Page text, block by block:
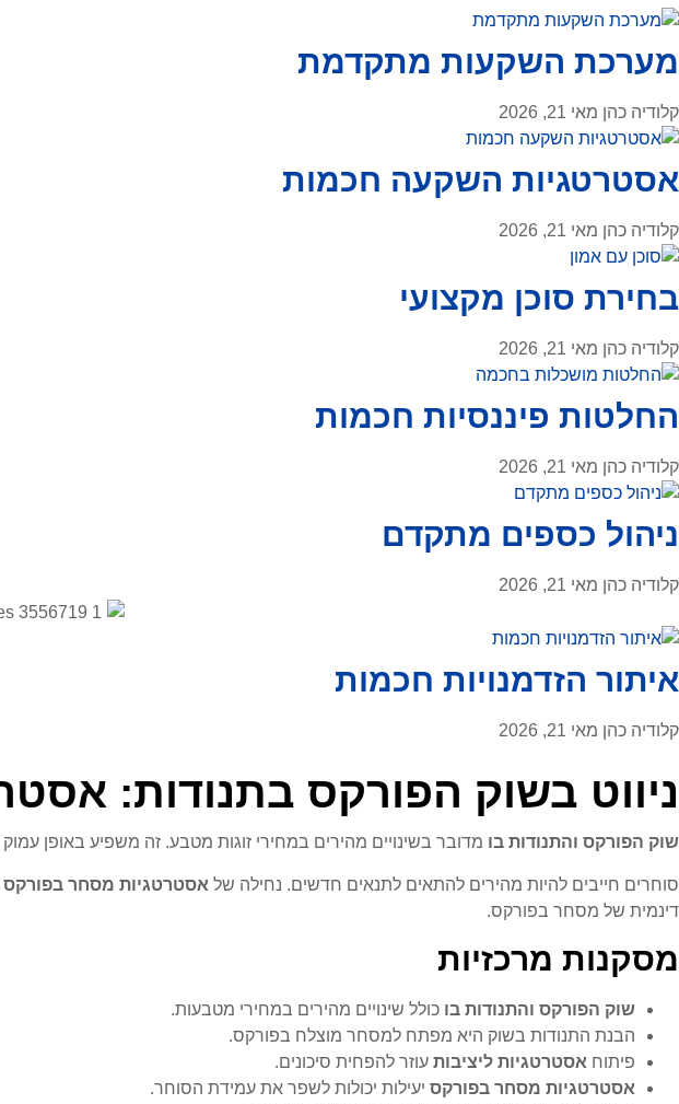
מערכת השקעות מתקדמת
קלודיה כהן מאי 21, 2026
אסטרטגיות השקעה חכמות
קלודיה כהן מאי 21, 2026
בחירת סוכן מקצועי
קלודיה כהן מאי 21, 2026
החלטות פיננסיות חכמות
קלודיה כהן מאי 21, 2026
ניהול כספים מתקדם
קלודיה כהן מאי 21, 2026
איתור הזדמנויות חכמות
קלודיה כהן מאי 21, 2026
ניווט בשוק הפורקס בתנודות:
שוק הפורקס והתנודות בו מדובר בשינויים מהירים במחירי זוגות מטבע. זה משפיע באופן
סוחרים חייבים להיות מהירים להתאים לתנאים חדשים. נחילה של אסטרטגיות מסחר בפורקס
דינמית של מסחר בפורקס.
מסקנות מרכזיות
שוק הפורקס והתנודות בו כולל שינויים מהירים במחירי מטבעות.
הבנת התנודות בשוק היא מפתח למסחר מוצלח בפורקס.
פיתוח אסטרטגיות ליציבות עוזר להפחית סיכונים.
אסטרטגיות מסחר בפורקס יעילות יכולות לשפר את עמידת הסוחר.